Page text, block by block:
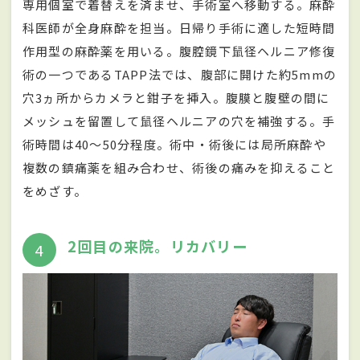
専用個室で着替えを済ませ、手術室へ移動する。麻酔
科医師が全身麻酔を担当。日帰り手術に適した短時間
作用型の麻酔薬を用いる。腹腔鏡下鼠径ヘルニア修復
術の一つであるTAPP法では、腹部に開けた約5mmの
穴3ヵ所からカメラと鉗子を挿入。腹膜と腹壁の間に
メッシュを留置して鼠径ヘルニアの穴を補強する。手
術時間は40〜50分程度。術中・術後には局所麻酔や
複数の鎮痛薬を組み合わせ、術後の痛みを抑えること
をめざす。
4 2回目の来院。リカバリー